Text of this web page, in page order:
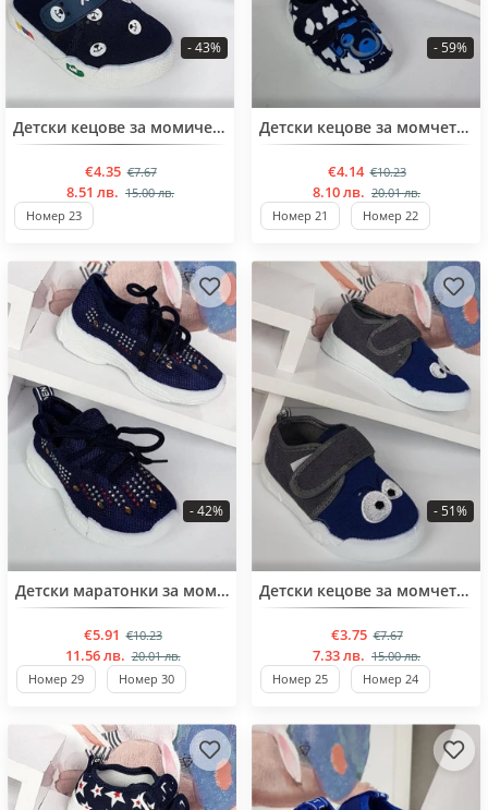
BESTSELLERДетски кецове за момичета от 21 до 25 номер
€4.35 €7.67
- 43%
8.51 лв. 15.00 лв.
Номер 23
BESTSELLERДетски кецове за момчета от 21 до 25 номер
€4.14 €10.23
- 59%
8.10 лв. 20.01 лв.
Номер 21
Номер 22
BESTSELLERДетски маратонки за момичета от 25 до 30 номер
€5.91 €10.23
- 42%
11.56 лв. 20.01 лв.
Номер 29
Номер 30
BESTSELLERДетски кецове за момчета от 21 до25 номер
€3.75 €7.67
- 51%
7.33 лв. 15.00 лв.
Номер 25
Номер 24